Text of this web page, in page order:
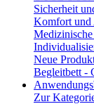
Sicherheit
Komfort und
Neue
Begleitbett -
Zur